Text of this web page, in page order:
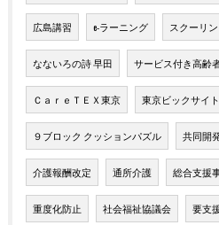
広島講習 e-ラーニング スクーリ
なないろの詩 早田 サービス付き高齢
ＣａｒｅＴＥＸ東京 東京ビックサイト
９ブロック クッションパズル 共同開
介護報酬改定 通所介護 総合支援
重度化防止 社会福祉協議会 要支